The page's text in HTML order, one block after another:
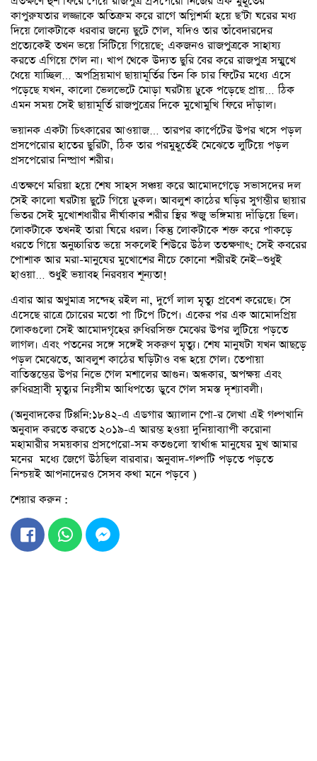
কাপুরুষতার লজ্জাকে অতিক্রম করে রাগে অগ্নিশর্মা হয়ে ছ’টা ঘরের মধ্য
দিয়ে লোকটাকে ধরবার জন্যে ছুটে গেল, যদিও তার তাঁবেদারদের
প্রত্যেকেই তখন ভয়ে সিঁটিয়ে গিয়েছে; একজনও রাজপুত্রকে সাহায্য
করতে এগিয়ে গেল না। খাপ থেকে উদ্যত ছুরি বের করে রাজপুত্র সম্মুখে
ধেয়ে যাচ্ছিল… অপস্রিয়মাণ ছায়ামূর্তির তিন কি চার ফিটের মধ্যে এসে
পড়েছে যখন, কালো ভেলভেটে মোড়া ঘরটায় ঢুকে পড়েছে প্রায়… ঠিক
এমন সময় সেই ছায়ামূর্তি রাজপুত্রের দিকে মুখোমুখি ফিরে দাঁড়াল।
ভয়ানক একটা চিৎকারের আওয়াজ… তারপর কার্পেটের উপর খসে পড়ল
প্রসপেরোর হাতের ছুরিটা, ঠিক তার পরমুহূর্তেই মেঝেতে লুটিয়ে পড়ল
প্রসপেরোর নিষ্প্রাণ শরীর।
এতক্ষণে মরিয়া হয়ে শেষ সাহস সঞ্চয় করে আমোদগেড়ে সভাসদের দল
সেই কালো ঘরটায় ছুটে গিয়ে ঢুকল। আবলুশ কাঠের ঘড়ির সুগম্ভীর ছায়ার
ভিতর সেই মুখোশধারীর দীর্ঘাকার শরীর স্থির ঋজু ভঙ্গিমায় দাঁড়িয়ে ছিল।
লোকটাকে তখনই তারা ঘিরে ধরল। কিন্তু লোকটাকে শক্ত করে পাকড়ে
ধরতে গিয়ে অনুচ্চারিত ভয়ে সকলেই শিউরে উঠল ততক্ষণাৎ; সেই কবরের
পোশাক আর মরা-মানুষের মুখোশের নীচে কোনো শরীরই নেই—শুধুই
হাওয়া… শুধুই ভয়াবহ নিরবয়ব শূন্যতা!
এবার আর অণুমাত্র সন্দেহ রইল না, দুর্গে লাল মৃত্যু প্রবেশ করেছে। সে
এসেছে রাত্রে চোরের মতো পা টিপে টিপে। একের পর এক আমোদপ্রিয়
লোকগুলো সেই আমোদগৃহের রুধিরসিক্ত মেঝের উপর লুটিয়ে পড়তে
লাগল। এবং পতনের সঙ্গে সঙ্গেই সকরুণ মৃত্যু। শেষ মানুষটা যখন আছড়ে
পড়ল মেঝেতে, আবলুশ কাঠের ঘড়িটাও বন্ধ হয়ে গেল। তেপায়া
বাতিস্তম্ভের উপর নিভে গেল মশালের আগুন। অন্ধকার, অপক্ষয় এবং
রুধিরস্রাবী মৃত্যুর নিঃসীম আধিপত্যে ডুবে গেল সমস্ত দৃশ্যাবলী।
(অনুবাদকের টিপ্পনি:১৮৪২-এ এডগার অ্যালান পো-র লেখা এই গল্পখানি
অনুবাদ করতে করতে ২০১৯-এ আরম্ভ হওয়া দুনিয়াব্যাপী করোনা
মহামারীর সময়কার প্রসপেরো-সম কতগুলো স্বার্থান্ধ মানুষের মুখ আমার
মনের মধ্যে জেগে উঠছিল বারবার। অনুবাদ-গল্পটি পড়তে পড়তে
নিশ্চয়ই আপনাদেরও সেসব কথা মনে পড়বে )
শেয়ার করুন :